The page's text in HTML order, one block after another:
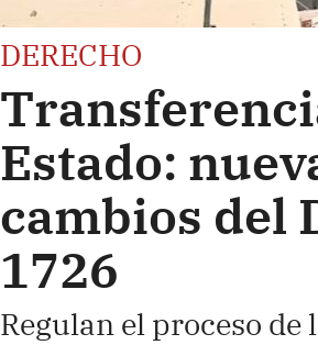
DERECHO
Estado:
cambios del
1726
Regulan el proceso